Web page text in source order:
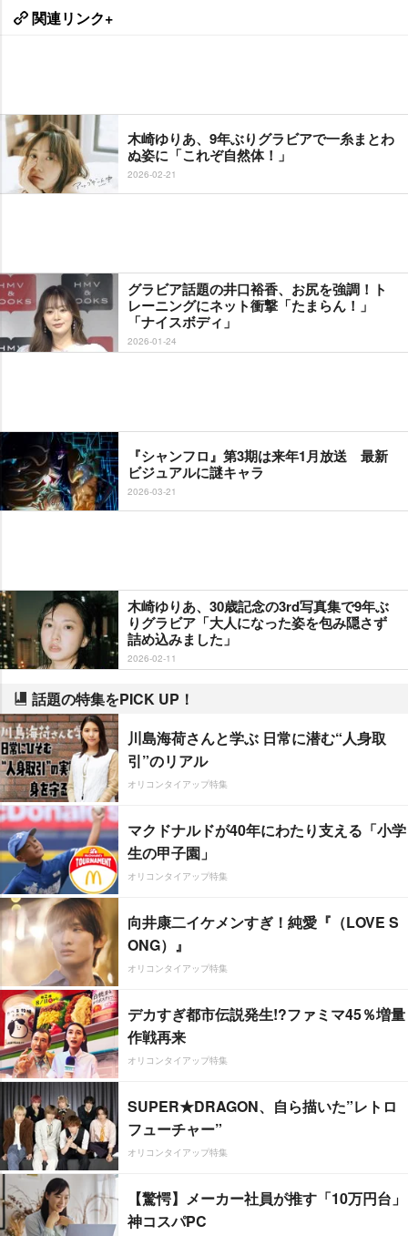
関連リンク+
木崎ゆりあ、9年ぶりグラビアで一糸まとわ
ぬ姿に「これぞ自然体！」
2026-02-21
グラビア話題の井口裕香、お尻を強調！ト
レーニングにネット衝撃「たまらん！」
「ナイスボディ」
2026-01-24
『シャンフロ』第3期は来年1月放送 最新
ビジュアルに謎キャラ
2026-03-21
木崎ゆりあ、30歳記念の3rd写真集で9年ぶ
りグラビア「大人になった姿を包み隠さず
詰め込みました」
2026-02-11
話題の特集をPICK UP！
川島海荷さんと学ぶ 日常に潜む“人身取
引”のリアル
オリコンタイアップ特集
マクドナルドが40年にわたり支える「小学
生の甲子園」
オリコンタイアップ特集
向井康二イケメンすぎ！純愛『（LOVE S
ONG）』
オリコンタイアップ特集
デカすぎ都市伝説発生!?ファミマ45％増量
作戦再来
オリコンタイアップ特集
SUPER★DRAGON、自ら描いた”レトロ
フューチャー”
オリコンタイアップ特集
【驚愕】メーカー社員が推す「10万円台」
神コスパPC